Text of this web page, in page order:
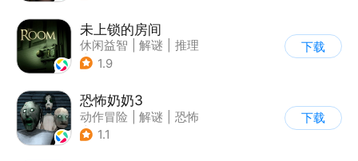
未上锁的房间
休闲益智 解谜
推理
| 端游移植
1.9
下载
恐怖奶奶3
动作冒险 解谜
恐怖
| 恐怖奶奶
1.1
下载